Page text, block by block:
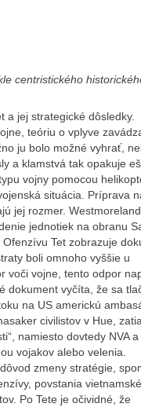
centristického
a jej strategické dôsledky.
teóriu o vplyve
ju bolo možné vyhrať,
a klamstvá tak opakuje
vojny pomocou
situácia. Príprava
jej rozmer. Westmoreland
jednotiek na obranu
Tet zobrazuje
boli omnoho vyššie u
voči vojne, tento odpor
dokument vyčíta, že sa
na US americkú
civilistov v Hue,
namiesto dovtedy NVA a
vojakov alebo velenia.
zmeny stratégie,
povstania
Po Tete je očividné, že